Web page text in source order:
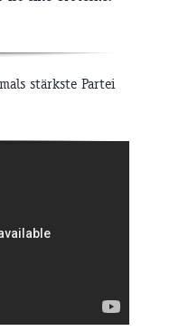
stärkste Partei